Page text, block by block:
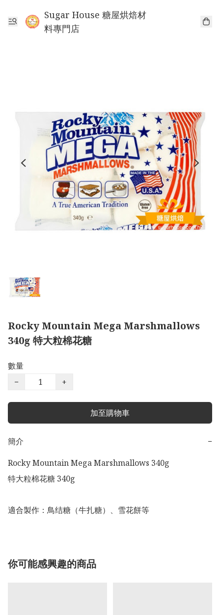
Sugar House 糖屋烘焙材
料專門店
Rocky Mountain Mega Marshmallows
340g 特大粒棉花糖
數量
−
+
加至購物車
簡介
−
Rocky Mountain Mega Marshmallows 340g
特大粒棉花糖 340g
適合製作：鳥结糖（牛扎糖）、雪花餅等
你可能感興趣的商品